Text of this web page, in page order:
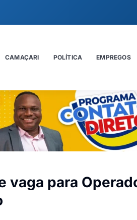
CAMAÇARI POLÍTICA EMPREGOS
vaga para